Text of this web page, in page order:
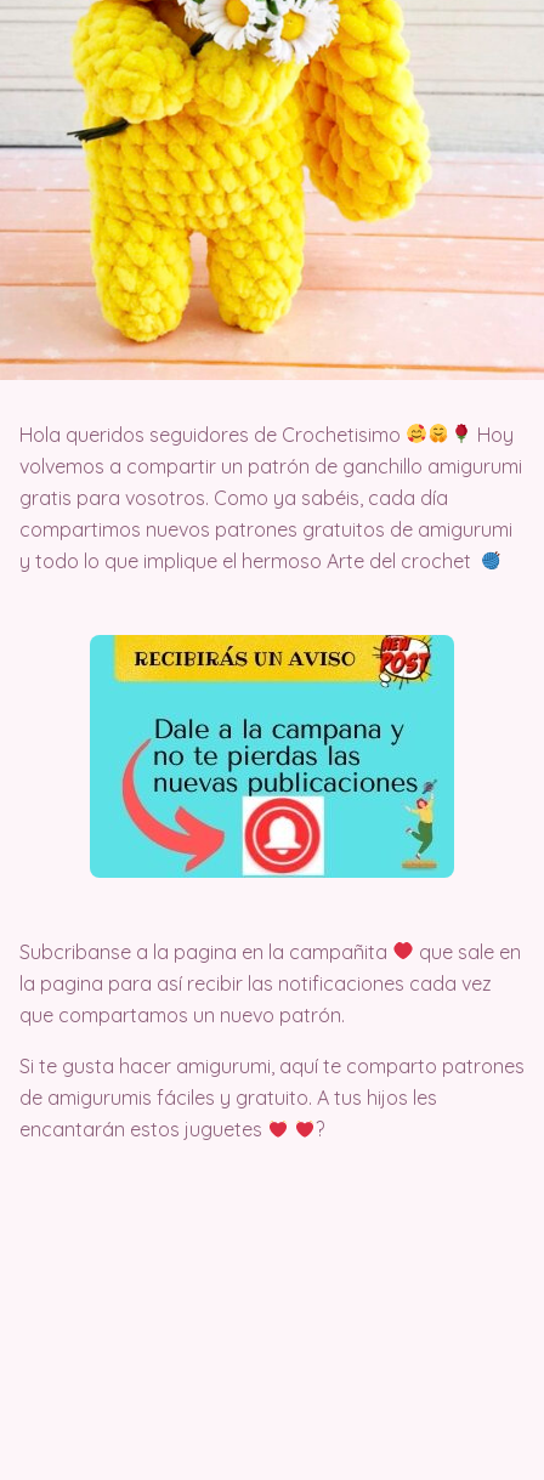
Hola queridos seguidores de Crochetisimo
Hoy
volvemos a compartir un patrón de ganchillo amigurumi
gratis para vosotros. Como ya sabéis, cada día
compartimos nuevos patrones gratuitos de amigurumi
y todo lo que implique el hermoso Arte del crochet
Subcribanse a la pagina en la campañita
que sale en
la pagina para así recibir las notificaciones cada vez
que compartamos un nuevo patrón.
Si te gusta hacer amigurumi, aquí te comparto patrones
de amigurumis fáciles y gratuito. A tus hijos les
encantarán estos juguetes
?